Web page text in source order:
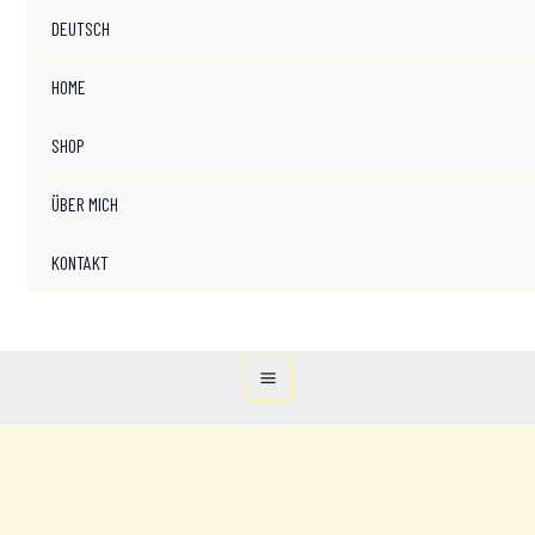
DEUTSCH
HOME
SHOP
ÜBER MICH
KONTAKT